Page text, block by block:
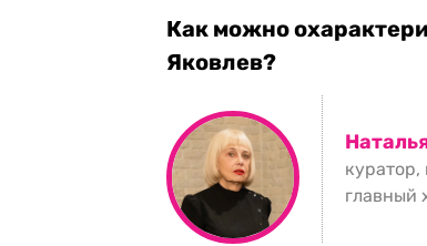
Как можно
Яковлев?
куратор,
главный